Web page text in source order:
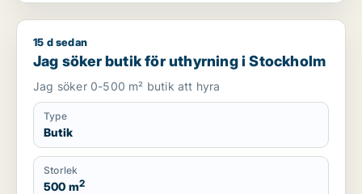
Jag söker butik för uthyrning i Stockholm
15 d sedan
Jag söker butik för uthyrning i Stockholm
Jag söker 0-500 m² butik att hyra
Type
Butik
Storlek
500 m2